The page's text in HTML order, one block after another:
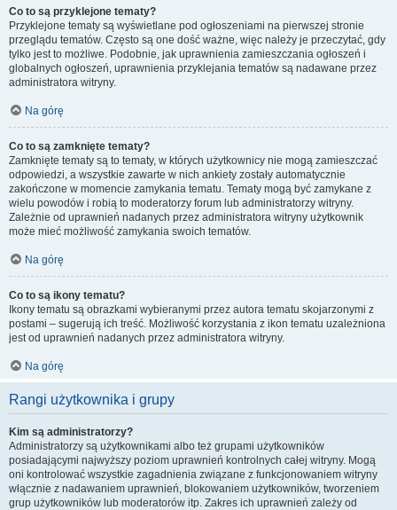
Co to są przyklejone tematy?
Przyklejone tematy są wyświetlane pod ogłoszeniami na pierwszej stronie
przeglądu tematów. Często są one dość ważne, więc należy je przeczytać, gdy
tylko jest to możliwe. Podobnie, jak uprawnienia zamieszczania ogłoszeń i
globalnych ogłoszeń, uprawnienia przyklejania tematów są nadawane przez
administratora witryny.
Na górę
Co to są zamknięte tematy?
Zamknięte tematy są to tematy, w których użytkownicy nie mogą zamieszczać
odpowiedzi, a wszystkie zawarte w nich ankiety zostały automatycznie
zakończone w momencie zamykania tematu. Tematy mogą być zamykane z
wielu powodów i robią to moderatorzy forum lub administratorzy witryny.
Zależnie od uprawnień nadanych przez administratora witryny użytkownik
może mieć możliwość zamykania swoich tematów.
Na górę
Co to są ikony tematu?
Ikony tematu są obrazkami wybieranymi przez autora tematu skojarzonymi z
postami – sugerują ich treść. Możliwość korzystania z ikon tematu uzależniona
jest od uprawnień nadanych przez administratora witryny.
Na górę
Rangi użytkownika i grupy
Kim są administratorzy?
Administratorzy są użytkownikami albo też grupami użytkowników
posiadającymi najwyższy poziom uprawnień kontrolnych całej witryny. Mogą
oni kontrolować wszystkie zagadnienia związane z funkcjonowaniem witryny
włącznie z nadawaniem uprawnień, blokowaniem użytkowników, tworzeniem
grup użytkowników lub moderatorów itp. Zakres ich uprawnień zależy od